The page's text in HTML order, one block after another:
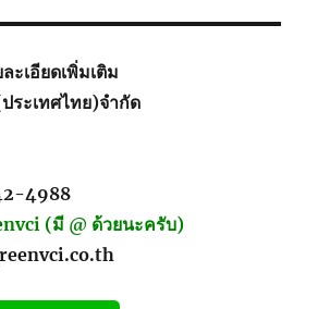
เชื้อ
โรค
ะเอียดเพิ่มเติม
ระเทศไทย)จำกัด
4988
(มี @ ด้วยนะครับ)